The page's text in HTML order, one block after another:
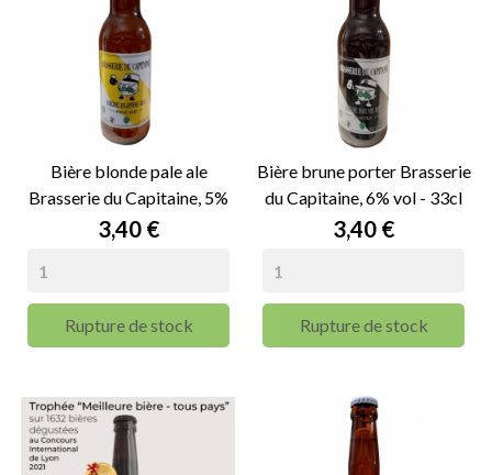
Bière blonde pale ale
Brasserie du Capitaine, 5%
vol - 33cl
Prix
3,40 €
Rupture de stock
Bière brune porter Brasserie
du Capitaine, 6% vol - 33cl
Prix
3,40 €
Rupture de stock